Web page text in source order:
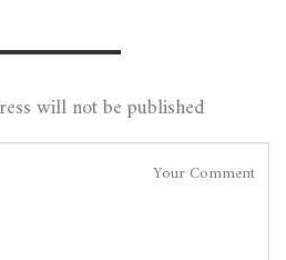
will not be published.